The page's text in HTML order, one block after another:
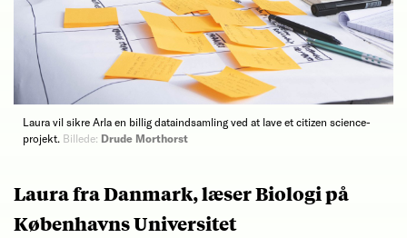
Laura vil sikre Arla en billig dataindsamling ved at lave et citizen science-
projekt. Billede: Drude Morthorst
Laura fra Danmark, læser Biologi på
Københavns Universitet